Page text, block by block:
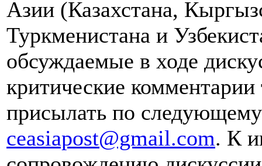
Азии (Казахстана,
Туркменистана и
обсуждаемые в ходе
критические
присылать по
ceasiapost@gmail.com. К